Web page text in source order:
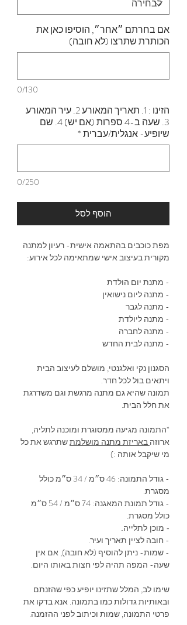
אם בחרתם ״אחר״, הוסיפו כאן את
הכותרת שתרצו (לא חובה)
0/130
הזינו : 1. תאריך המאורע 2. עיר המאורע
3. שעה ב-4 ספרות (אם יש) 4. שם
שיופיע- אנגלית/עברית*
0/250
הוסף לסל
מפת כוכבים בהתאמה אישית- רעיון למתנה
מקורית בעיצוב אישי שמתאימה לכל אירוע:
- מתנת יום הולדת
- מתנה ליום נישואין
- מתנה לגבר
- מתנה ליולדת
- מתנה לחברה
- מתנה לבית החדש
הסגנון נקי ואלגנטי, מושלם לעיצוב הבית
ויתאים בול לכל חדר.
תמונה שהיא גם מתנה מרגשת וגם משדרגת
את חלל הבית.
*התמונה מגיעה ממסוגרת ומוכנה לתליה,
ארוזה באריזת מתנה מושלמתשתרגש את כל
מי שיקבל אותה :)
- גודל התמונה: 46 ס״מ / 34 ס״מ כולל
מסגרת.
- גודל תמונת המאגנה: 74 ס״מ / 54 ס״מ
כולל מסגרת.
- מוכן לתלייה.
- חובה לציין תאריך ועיר.
- שמות- ניתן להוסיף (לא חובה), אם אין
שעה- המפה תהיה לפי חצות באותו היום.
שימו לב, המלל שתזינו יופיע כפי שהזנתם
ובאותיות גדולות כמו בתמונה. אנא בדקו את
פרטי התמונה, שמות וכיתוב לפני ההזמנה.